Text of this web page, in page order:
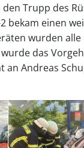
Trupp des
bekam einen
wurden
das
an Andreas